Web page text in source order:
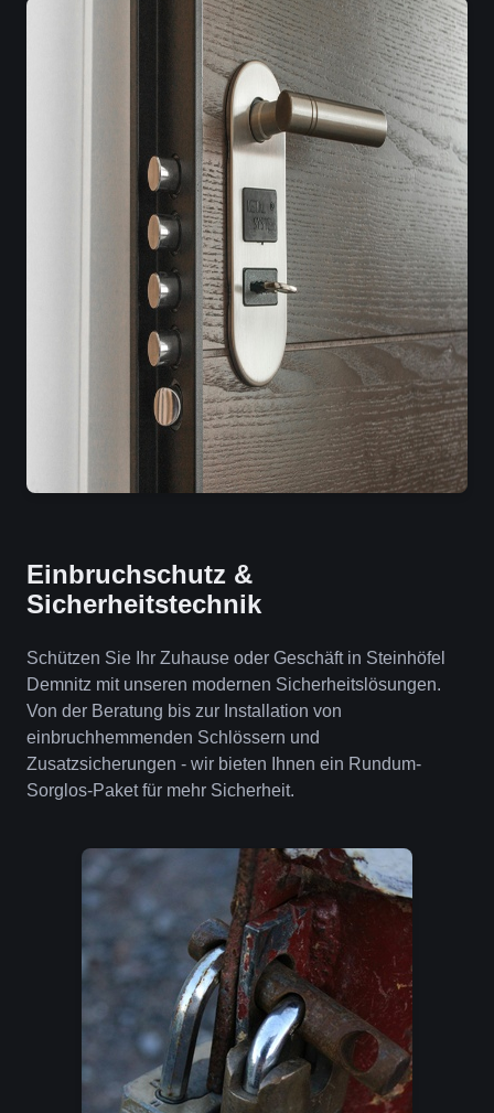
Einbruchschutz &
Sicherheitstechnik
Schützen Sie Ihr Zuhause oder Geschäft in Steinhöfel
Demnitz mit unseren modernen Sicherheitslösungen.
Von der Beratung bis zur Installation von
einbruchhemmenden Schlössern und
Zusatzsicherungen - wir bieten Ihnen ein Rundum-
Sorglos-Paket für mehr Sicherheit.